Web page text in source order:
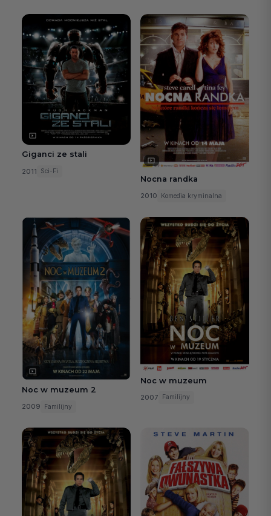
Giganci ze stali
2011 Sci-Fi
Nocna randka
2010 Komedia kryminalna
Noc w muzeum 2
2009 Familijny
Noc w muzeum
2007 Familijny